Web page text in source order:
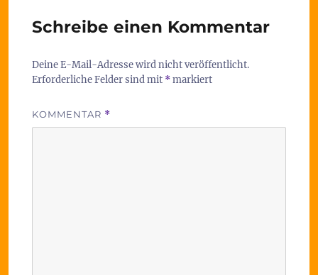
Schreibe einen Kommentar
Deine E-Mail-Adresse wird nicht veröffentlicht.
Erforderliche Felder sind mit *markiert
KOMMENTAR *